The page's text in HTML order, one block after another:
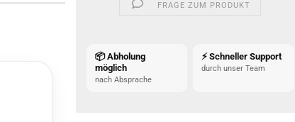
FRAGE ZUM PRODUKT
📦 Abholung
möglich
nach Absprache
⚡ Schneller Support
durch unser Team